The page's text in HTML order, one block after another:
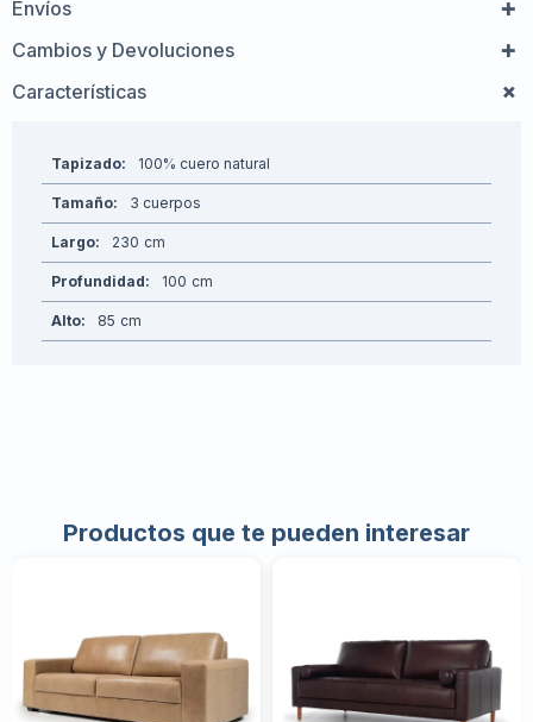
Envíos
Cambios y Devoluciones
Características
Tapizado 100% cuero natural
Tamaño 3 cuerpos
Largo 230
Profundidad 100
Alto 85
Productos que te pueden interesar